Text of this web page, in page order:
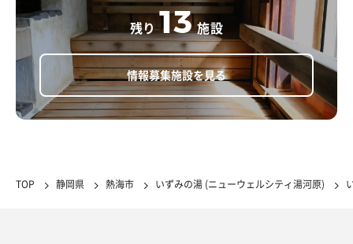
残り 13 施設
情報募集施設を見る
TOP 静岡県 熱海市 いずみの湯 (ニューウェルシティ湯河原)